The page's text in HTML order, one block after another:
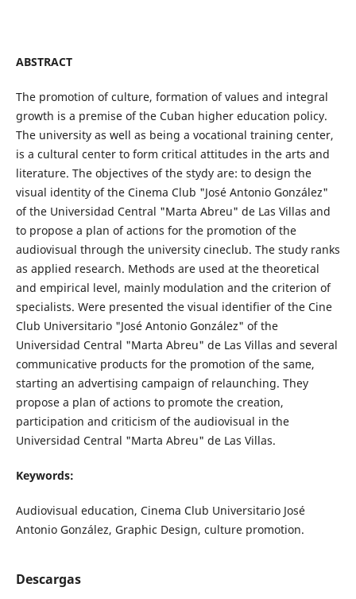
ABSTRACT
The promotion of culture, formation of values and integral
growth is a premise of the Cuban higher education policy.
The university as well as being a vocational training center,
is a cultural center to form critical attitudes in the arts and
literature. The objectives of the stydy are: to design the
visual identity of the Cinema Club "José Antonio González"
of the Universidad Central "Marta Abreu" de Las Villas and
to propose a plan of actions for the promotion of the
audiovisual through the university cineclub. The study ranks
as applied research. Methods are used at the theoretical
and empirical level, mainly modulation and the criterion of
specialists. Were presented the visual identifier of the Cine
Club Universitario "José Antonio González" of the
Universidad Central "Marta Abreu" de Las Villas and several
communicative products for the promotion of the same,
starting an advertising campaign of relaunching. They
propose a plan of actions to promote the creation,
participation and criticism of the audiovisual in the
Universidad Central "Marta Abreu" de Las Villas.
Keywords:
Audiovisual education, Cinema Club Universitario José
Antonio González, Graphic Design, culture promotion.
Descargas